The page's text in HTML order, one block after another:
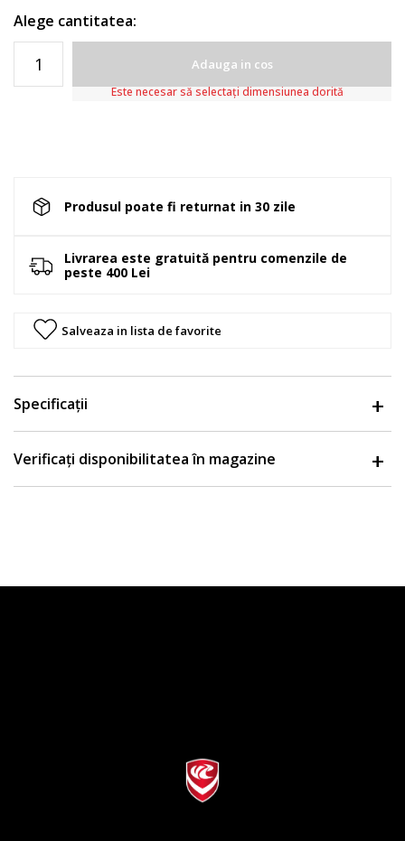
Alege cantitatea:
Adauga in cos
Este necesar să selectați dimensiunea dorită
Produsul poate fi returnat in 30 zile
Livrarea este gratuită pentru comenzile de
peste 400 Lei
Salveaza in lista de favorite
Specificații
Verificați disponibilitatea în magazine